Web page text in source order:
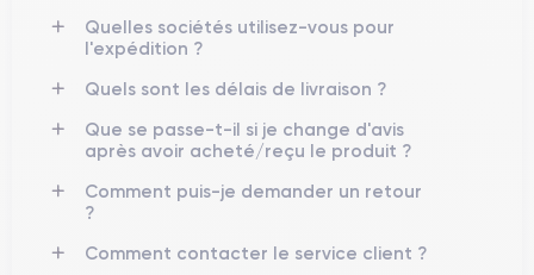
Connectivité
Compatible5G,Wi-Fi 6E
S22 offre une connectivité rapide et fiable. Il prend également
Performances et fonctionnalités
Puissance
Quelles sociétés utilisez-vous pour
l'expédition ?
Quels sont les délais de livraison ?
Que se passe-t-il si je change d'avis
après avoir acheté/reçu le produit ?
Comment puis-je demander un retour
?
Comment contacter le service client ?